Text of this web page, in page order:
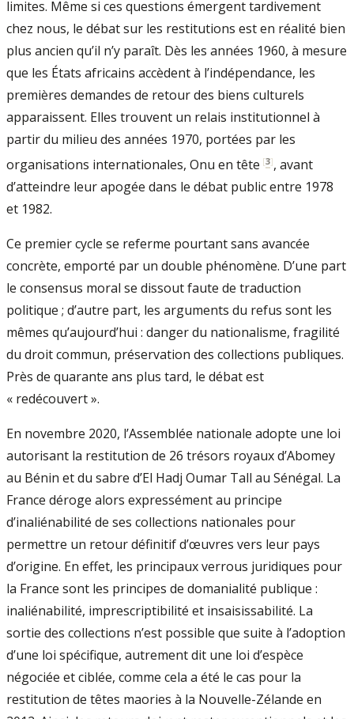
limites. Même si ces questions émergent tardivement
chez nous, le débat sur les restitutions est en réalité bien
plus ancien qu’il n’y paraît. Dès les années 1960, à mesure
que les États africains accèdent à l’indépendance, les
premières demandes de retour des biens culturels
apparaissent. Elles trouvent un relais institutionnel à
partir du milieu des années 1970, portées par les
organisations internationales, Onu en tête [3], avant
d’atteindre leur apogée dans le débat public entre 1978
et 1982.
Ce premier cycle se referme pourtant sans avancée
concrète, emporté par un double phénomène. D’une part
le consensus moral se dissout faute de traduction
politique ; d’autre part, les arguments du refus sont les
mêmes qu’aujourd’hui : danger du nationalisme, fragilité
du droit commun, préservation des collections publiques.
Près de quarante ans plus tard, le débat est
« redécouvert ».
En novembre 2020, l’Assemblée nationale adopte une loi
autorisant la restitution de 26 trésors royaux d’Abomey
au Bénin et du sabre d’El Hadj Oumar Tall au Sénégal. La
France déroge alors expressément au principe
d’inaliénabilité de ses collections nationales pour
permettre un retour définitif d’œuvres vers leur pays
d’origine. En effet, les principaux verrous juridiques pour
la France sont les principes de domanialité publique :
inaliénabilité, imprescriptibilité et insaisissabilité. La
sortie des collections n’est possible que suite à l’adoption
d’une loi spécifique, autrement dit une loi d’espèce
négociée et ciblée, comme cela a été le cas pour la
restitution de têtes maories à la Nouvelle-Zélande en